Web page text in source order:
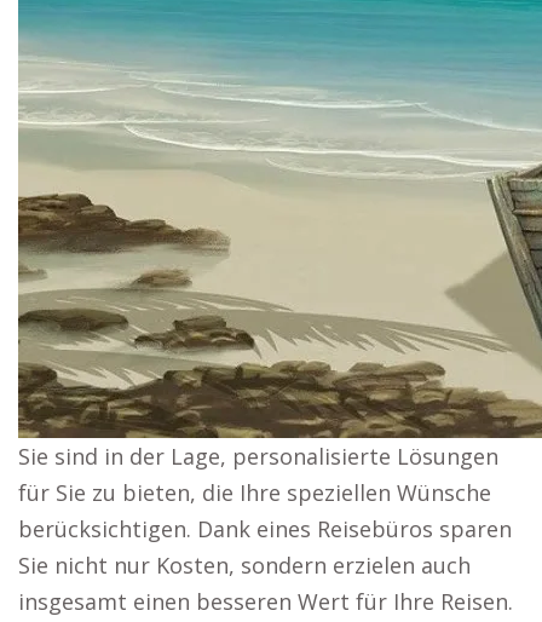
Sie sind in der Lage, personalisierte Lösungen
für Sie zu bieten, die Ihre speziellen Wünsche
berücksichtigen. Dank eines Reisebüros sparen
Sie nicht nur Kosten, sondern erzielen auch
insgesamt einen besseren Wert für Ihre Reisen.